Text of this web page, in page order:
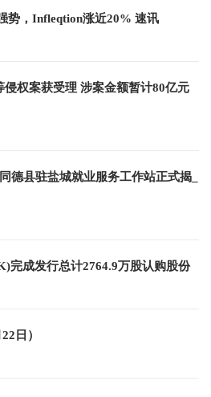
势，Infleqtion涨近20% 速讯
权案获受理 涉案金额暂计80亿元
完成发行总计2764.9万股认购股份
日）